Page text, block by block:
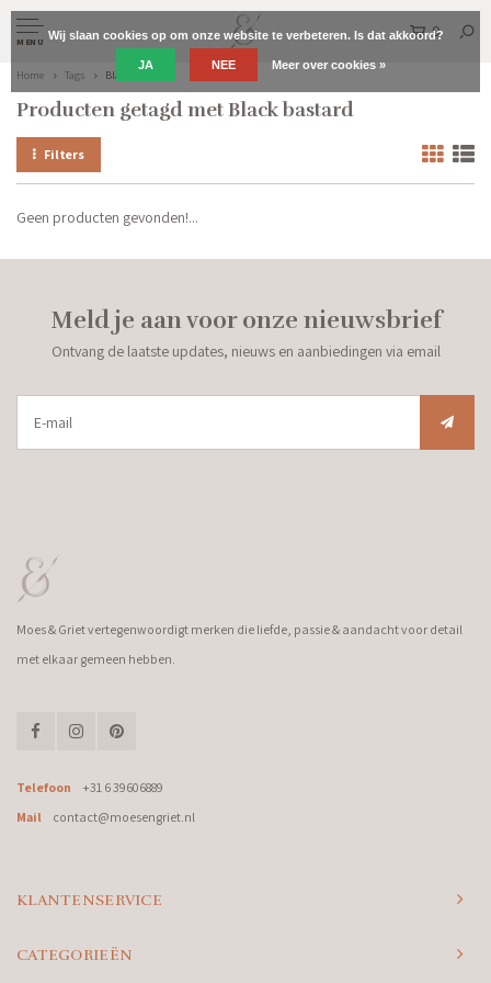
MENU
0
Home Tags Black bastard
Producten getagd met Black bastard
Filters
Geen producten gevonden!...
Meld je aan voor onze nieuwsbrief
Ontvang de laatste updates, nieuws en aanbiedingen via email
Moes & Griet vertegenwoordigt merken die liefde, passie & aandacht voor detail
met elkaar gemeen hebben.
Telefoon
+31 6 39606889
Mail
contact@moesengriet.nl
KLANTENSERVICE
CATEGORIEËN
Wij slaan cookies op om onze website te verbeteren. Is dat akkoord?
JA NEE Meer over cookies »